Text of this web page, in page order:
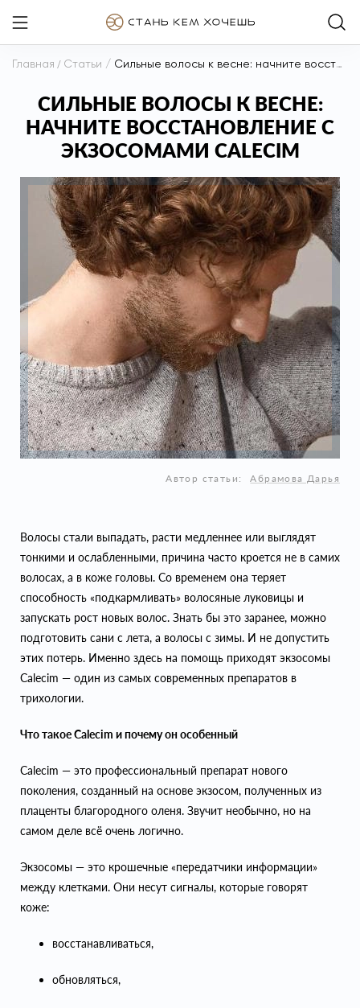
Главная / Статьи / Сильные волосы к весне: начните восстановление с экзосомами Calecim
СИЛЬНЫЕ ВОЛОСЫ К ВЕСНЕ:
НАЧНИТЕ ВОССТАНОВЛЕНИЕ С
ЭКЗОСОМАМИ CALECIM
Автор статьи: Абрамова Дарья
Волосы стали выпадать, расти медленнее или выглядят
тонкими и ослабленными, причина часто кроется не в самих
волосах, а в коже головы. Со временем она теряет
способность «подкармливать» волосяные луковицы и
запускать рост новых волос. Знать бы это заранее, можно
подготовить сани с лета, а волосы с зимы. И не допустить
этих потерь. Именно здесь на помощь приходят экзосомы
Calecim — один из самых современных препаратов в
трихологии.
Что такое Calecim и почему он особенный
Calecim — это профессиональный препарат нового
поколения, созданный на основе экзосом, полученных из
плаценты благородного оленя. Звучит необычно, но на
самом деле всё очень логично.
Экзосомы — это крошечные «передатчики информации»
между клетками. Они несут сигналы, которые говорят
коже:
восстанавливаться,
обновляться,